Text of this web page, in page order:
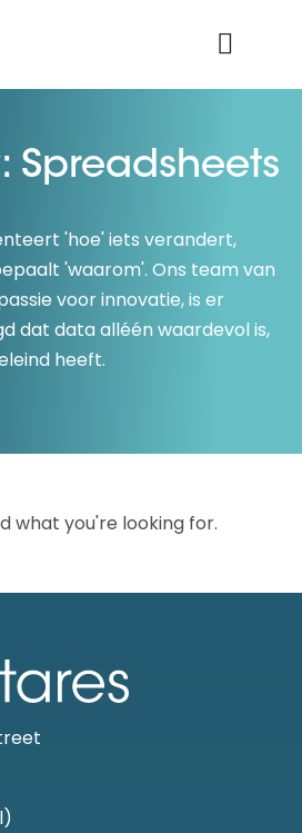
Spreadsheets
'hoe' iets verandert,
'waarom'. Ons team van
voor innovatie, is er
dat data alléén waardevol is,
heeft.
what you're looking for.